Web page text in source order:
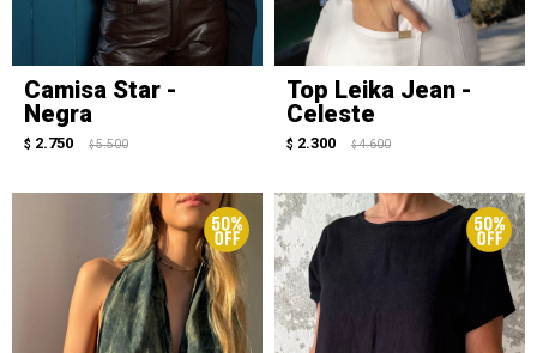
Camisa Star -
Negra
$ 2.750 $ 5.500
Top Leika Jean -
Celeste
$ 2.300 $ 4.600